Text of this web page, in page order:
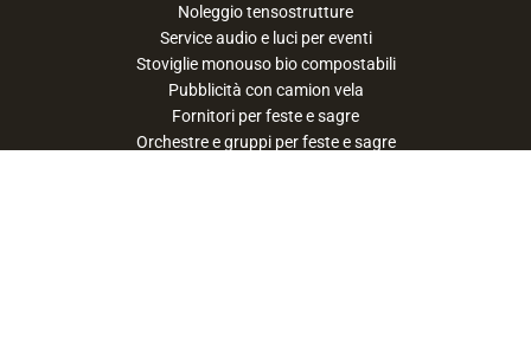
Noleggio tensostrutture
Service audio e luci per eventi
Stoviglie monouso bio compostabili
Pubblicità con camion vela
Fornitori per feste e sagre
Orchestre e gruppi per feste e sagre